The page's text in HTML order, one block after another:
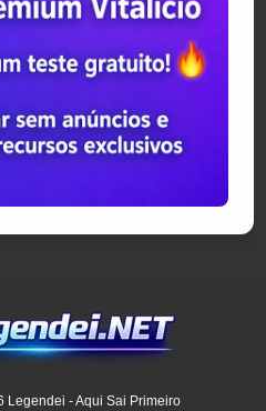
Legendei - Aqui Sai Primeiro